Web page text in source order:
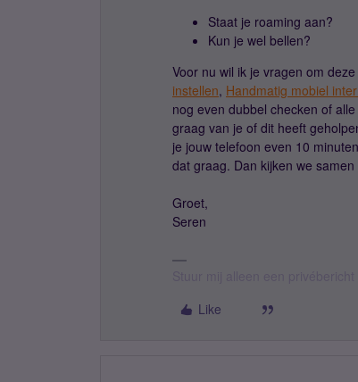
Staat je roaming aan?
Kun je wel bellen?
Voor nu wil ik je vragen om
instellen, Handmatig mobiel
nog even dubbel checken of
graag van je of dit heeft
je jouw telefoon even 10
dat graag. Dan kijken we
Groet,
Seren​​​​​​​
Like